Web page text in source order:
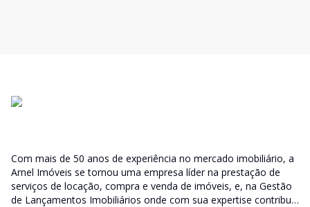
Com mais de 50 anos de experiência no mercado imobiliário, a
Arnel Imóveis se tornou uma empresa líder na prestação de
serviços de locação, compra e venda de imóveis, e, na Gestão
de Lançamentos Imobiliários onde com sua expertise contribui